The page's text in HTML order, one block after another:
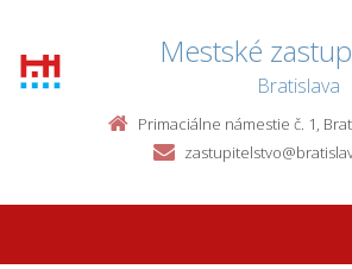
Mestské
Bratislava
Primaciálne námestie č. 1,